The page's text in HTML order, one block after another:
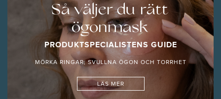
Så väljer du rätt
ögonmask
PRODUKTSPECIALISTENS GUIDE
MÖRKA RINGAR, SVULLNA ÖGON OCH TORRHET
LÄS MER